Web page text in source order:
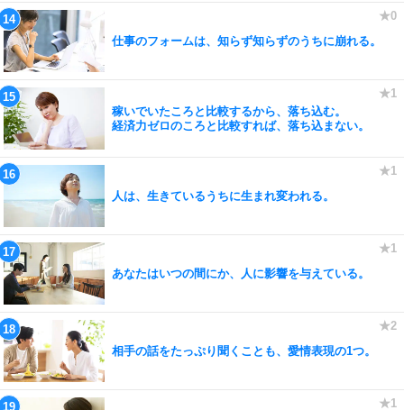
仕事のフォームは、知らず知らずのうちに崩れる。
稼いでいたころと比較するから、落ち込む。
経済力ゼロのころと比較すれば、落ち込まない。
人は、生きているうちに生まれ変われる。
あなたはいつの間にか、人に影響を与えている。
相手の話をたっぷり聞くことも、愛情表現の1つ。